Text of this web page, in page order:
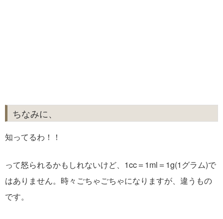
ちなみに、
知ってるわ！！
って怒られるかもしれないけど、1cc＝1ml＝1g(1グラム)で
はありません。時々ごちゃごちゃになりますが、違うもの
です。